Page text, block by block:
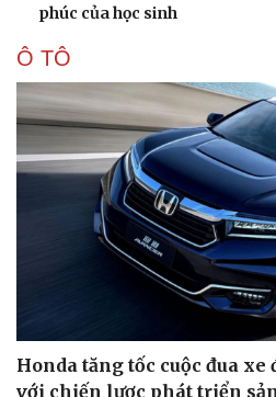
phúc của học sinh
Ô TÔ
Honda tăng tốc cuộc đua xe
với chiến lược phát triển